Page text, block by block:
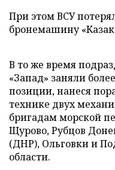
При этом ВСУ
бронемашину
В то же время
«Запад» заняли
позиции, нанеся
технике двух
бригадам морской
Щурово, Рубцов
(ДНР), Ольговки и
области.